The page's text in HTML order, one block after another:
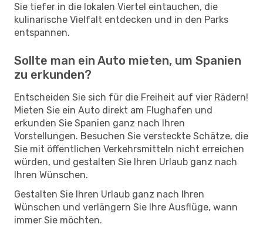
Sie tiefer in die lokalen Viertel eintauchen, die
kulinarische Vielfalt entdecken und in den Parks
entspannen.
Sollte man ein Auto mieten, um Spanien
zu erkunden?
Entscheiden Sie sich für die Freiheit auf vier Rädern!
Mieten Sie ein Auto direkt am Flughafen und
erkunden Sie Spanien ganz nach Ihren
Vorstellungen. Besuchen Sie versteckte Schätze, die
Sie mit öffentlichen Verkehrsmitteln nicht erreichen
würden, und gestalten Sie Ihren Urlaub ganz nach
Ihren Wünschen.
Gestalten Sie Ihren Urlaub ganz nach Ihren
Wünschen und verlängern Sie Ihre Ausflüge, wann
immer Sie möchten.